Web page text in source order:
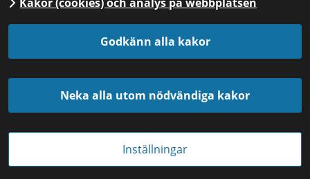
Godkänn alla kakor
Neka alla utom nödvändiga kakor
Inställningar
Startsida Aktuellt Nyheter